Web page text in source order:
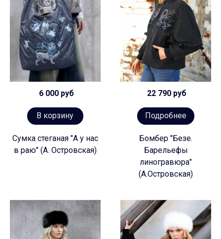
6 000 руб
В корзину
Сумка стеганая "А у нас
в раю" (А. Островская)
22 790 руб
Подробнее
Бомбер "Безе.
Барельефы
линогравюра"
(А.Островская)